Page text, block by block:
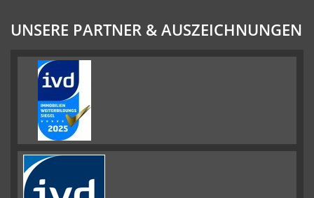
UNSERE PARTNER & AUSZEICHNUNGEN